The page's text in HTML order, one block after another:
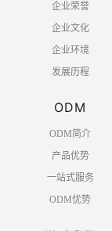
企业荣誉
企业文化
企业环境
发展历程
ODM
ODM简介
产品优势
一站式服务
ODM优势